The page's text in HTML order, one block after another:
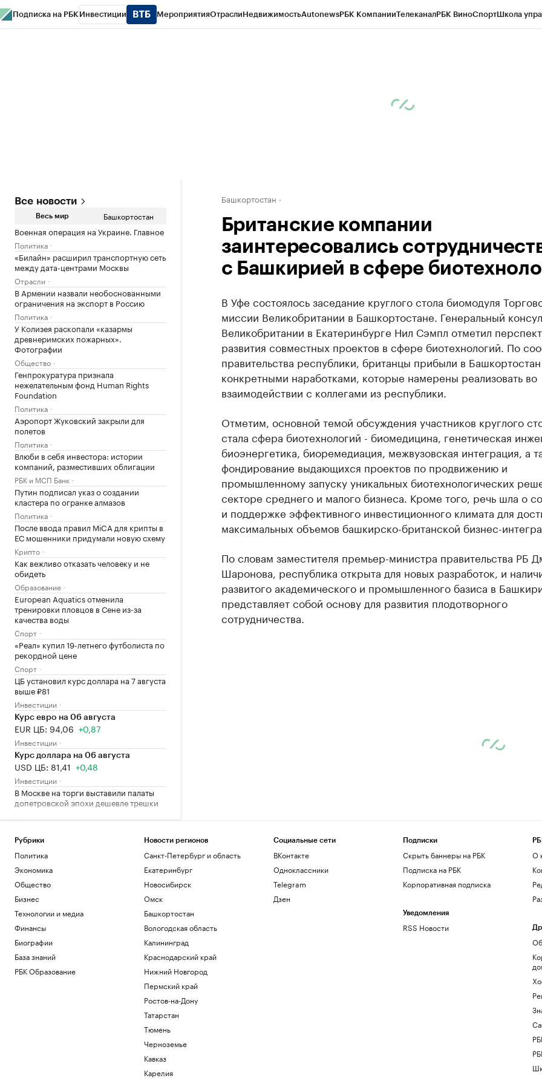
Подписка на РБК Инвестиции МероприятияОтраслиНедвижимостьAutonewsРБК КомпанииТелеканалРБК ВиноСпортШкола
Все новости
Весь мир Башкортостан
Военная операция на Украине. Главное
Политика
«Билайн» расширил транспортную сеть
между дата-центрами Москвы
Отрасли
В Армении назвали необоснованными
ограничения на экспорт в Россию
Политика
У Колизея раскопали «казармы
древнеримских пожарных».
Фотографии
Общество
Генпрокуратура признала
нежелательным фонд Human Rights
Foundation
Политика
Аэропорт Жуковский закрыли для
полетов
Политика
Влюби в себя инвестора: истории
компаний, разместивших облигации
РБК и МСП Банк
Путин подписал указ о создании
кластера по огранке алмазов
Политика
После ввода правил MiCA для крипты в
ЕС мошенники придумали новую схему
Крипто
Как вежливо отказать человеку и не
обидеть
Образование
European Aquatics отменила
тренировки пловцов в Сене из-за
качества воды
Спорт
«Реал» купил 19-летнего футболиста по
рекордной цене
Спорт
ЦБ установил курс доллара на 7 августа
выше ₽81
Инвестиции
Курс евро на 06 августа
EUR ЦБ: 94,06 +0,87
Инвестиции
Курс доллара на 06 августа
USD ЦБ: 81,41 +0,48
Инвестиции
В Москве на торги выставили палаты
допетровской эпохи дешевле трешки
нарушений при реализации
Общество
Что нового построят на Ходынском
поле
РБК и Stone
Центробанк Азербайджана ответил на
остановку переводов «Золотой
Короны»
Финансы
Премьер Грузии назвал саботажем
сообщения об угрозах российским
туристам
Башкортостан
Британские компании
заинтересовались
с Башкирией в сфере
В Уфе состоялось заседание круглого стола биомодуля
миссии Великобритании в Башкортостане. Генеральный консул
Великобритании в Екатеринбурге Нил Сэмпл отметил
развития совместных проектов в сфере биотехнологий. По
правительства республики, британцы прибыли в
конкретными наработками, которые намерены реализовать во
взаимодействии с коллегами из республики.
Отметим, основной темой обсуждения участников круглого
стала сфера биотехнологий - биомедицина, генетическая
биоэнергетика, биоремедиация, межвузовская интеграция, а
фондирование выдающихся проектов по продвижению и
промышленному запуску уникальных биотехнологических
секторе среднего и малого бизнеса. Кроме того, речь шла о
и поддержке эффективного инвестиционного климата для
максимальных объемов башкирско-британской бизнес-
По словам заместителя премьер-министра правительства РБ
Шаронова, республика открыта для новых разработок, и
развитого академического и промышленного базиса в
представляет собой основу для развития плодотворного
сотрудничества.
Рубрики
Политика
Экономика
Общество
Бизнес
Технологии и медиа
Финансы
Биографии
База знаний
РБК Образование
Новости регионов
Санкт-Петербург и область
Екатеринбург
Новосибирск
Омск
Башкортостан
Вологодская область
Калининград
Краснодарский край
Нижний Новгород
Пермский край
Ростов-на-Дону
Татарстан
Тюмень
Черноземье
Кавказ
Карелия
Социальные сети
ВКонтакте
Одноклассники
Telegram
Дзен
Подписки
Скрыть баннеры на РБК
Подписка на РБК
Корпоративная подписка
Уведомления
RSS Новости
О